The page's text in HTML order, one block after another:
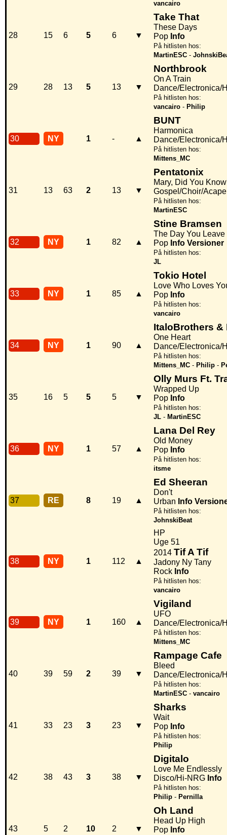
vancairo
28 15 6 5 6 ▼
Take That
These Days
Pop Info
På hitlisten hos:
MartinESC -
29 28 13 5 13 ▼
Northbrook
On A Train
Dance/Electronica/
På hitlisten hos:
vancairo - Philip
30 NY 1 - ▲
BUNT
Harmonica
Dance/Electronica/
På hitlisten hos:
Mittens_MC
31 13 63 2 13 ▼
Pentatonix
Mary, Did You
Gospel/Choir/
På hitlisten hos:
MartinESC
32 NY 1 82 ▲
Stine Bramsen
The Day You Leave
Pop Info Versioner
På hitlisten hos:
JL
33 NY 1 85 ▲
Tokio Hotel
Love Who Loves
Pop Info
På hitlisten hos:
vancairo
34 NY 1 90 ▲
ItaloBrothers &
One Heart
Dance/Electronica/
På hitlisten hos:
Mittens_MC - Philip -
35 16 5 5 5 ▼
Olly Murs Ft.
Wrapped Up
Pop Info
På hitlisten hos:
JL - MartinESC
36 NY 1 57 ▲
Lana Del Rey
Old Money
Pop Info
På hitlisten hos:
itsme
37 RE 8 19 ▲
Ed Sheeran
Don't
Urban Info
På hitlisten hos:
JohnskiBeat
38 NY 1 112 ▲
HP
Uge 51
2014 Tif A Tif
Jadony Ny Tany
Rock Info
På hitlisten hos:
vancairo
39 NY 1 160 ▲
Vigiland
UFO
Dance/Electronica/
På hitlisten hos:
Mittens_MC
40 39 59 2 39 ▼
Rampage Cafe
Bleed
Dance/Electronica/
På hitlisten hos:
MartinESC - vancairo
41 33 23 3 23 ▼
Sharks
Wait
Pop Info
På hitlisten hos:
Philip
42 38 43 3 38 ▼
Digitalo
Love Me Endlessly
Disco/Hi-NRG Info
På hitlisten hos:
Philip - Pernilla
43 5 2 10 2 ▼
Oh Land
Head Up High
Pop Info